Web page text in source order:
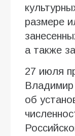
размере
а также
27 июля
Владимир
об